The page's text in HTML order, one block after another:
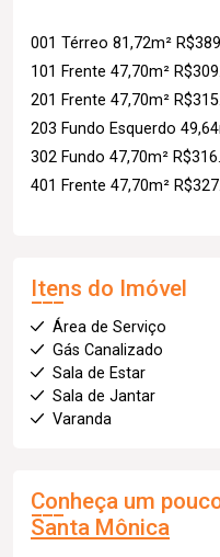
001 Térreo 81,72m²
101 Frente 47,70m²
201 Frente 47,70m²
203 Fundo Esquerdo
302 Fundo 47,70m²
401 Frente 47,70m²
Itens do Imóvel
Área de Serviço
Gás Canalizado
Sala de Estar
Sala de Jantar
Varanda
Conheça um
Santa Mônica